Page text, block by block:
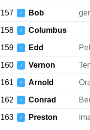
157 ♂ Bob
158 ♂ Columbus
159 ♂ Edd
160 ♂ Vernon
161 ♂ Arnold
162 ♂ Conrad
163 ♂ Preston